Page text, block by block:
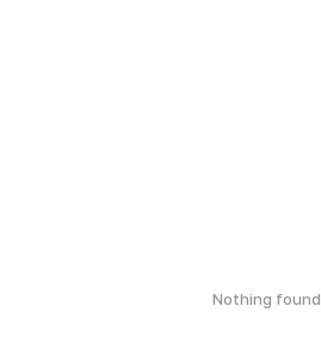
Nothing found